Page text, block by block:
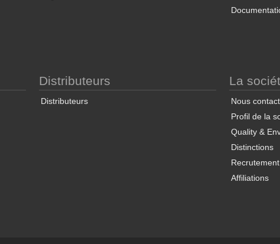
Distributeurs
Distributeurs
La
Nous
Profil de la
Quality &
Distinctions
Recrutement
Affiliations